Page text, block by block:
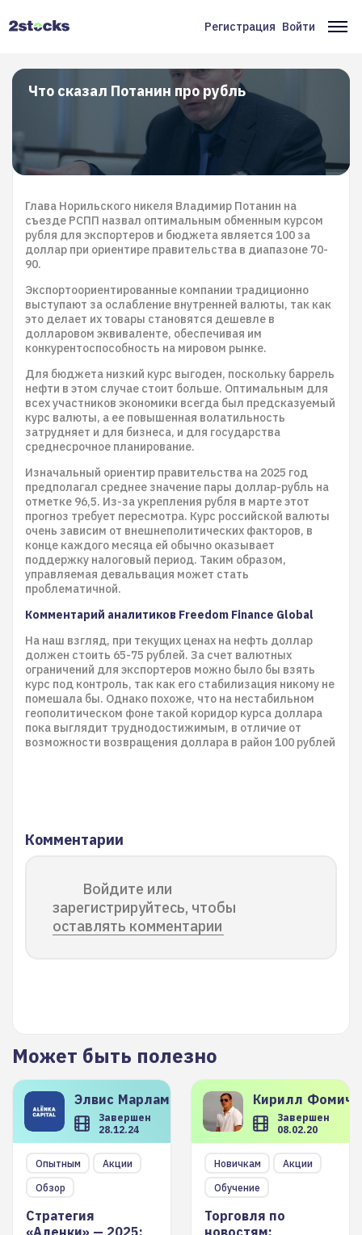
Меню
учётной
записи
пользователя
Регистрация Войти
Что сказал Потанин про рубль
Глава Норильского никеля Владимир Потанин на
съезде РСПП назвал оптимальным обменным курсом
рубля для экспортеров и бюджета является 100 за
доллар при ориентире правительства в диапазоне 70-
90.
Экспортоориентированные компании традиционно
выступают за ослабление внутренней валюты, так как
это делает их товары становятся дешевле в
долларовом эквиваленте, обеспечивая им
конкурентоспособность на мировом рынке.
Для бюджета низкий курс выгоден, поскольку баррель
нефти в этом случае стоит больше. Оптимальным для
всех участников экономики всегда был предсказуемый
курс валюты, а ее повышенная волатильность
затрудняет и для бизнеса, и для государства
среднесрочное планирование.
Изначальный ориентир правительства на 2025 год
предполагал среднее значение пары доллар-рубль на
отметке 96,5. Из-за укрепления рубля в марте этот
прогноз требует пересмотра. Курс российской валюты
очень зависим от внешнеполитических факторов, в
конце каждого месяца ей обычно оказывает
поддержку налоговый период. Таким образом,
управляемая девальвация может стать
проблематичной.
Комментарий аналитиков Freedom Finance Global
На наш взгляд, при текущих ценах на нефть доллар
должен стоить 65-75 рублей. За счет валютных
ограничений для экспортеров можно было бы взять
курс под контроль, так как его стабилизация никому не
помешала бы. Однако похоже, что на нестабильном
геополитическом фоне такой коридор курса доллара
пока выглядит труднодостижимым, в отличие от
возможности возвращения доллара в район 100 рублей
Комментарии
Войдите или
зарегистрируйтесь, чтобы
оставлять комментарии
Может быть полезно
Элвис Марламов
Завершен
28.12.24
Опытным
Акции
Обзор
Стратегия
«Аленки» — 2025:
Кирилл
Завершен
08.02.20
Новичкам
Акции
Обучение
Торговля по
новостям: